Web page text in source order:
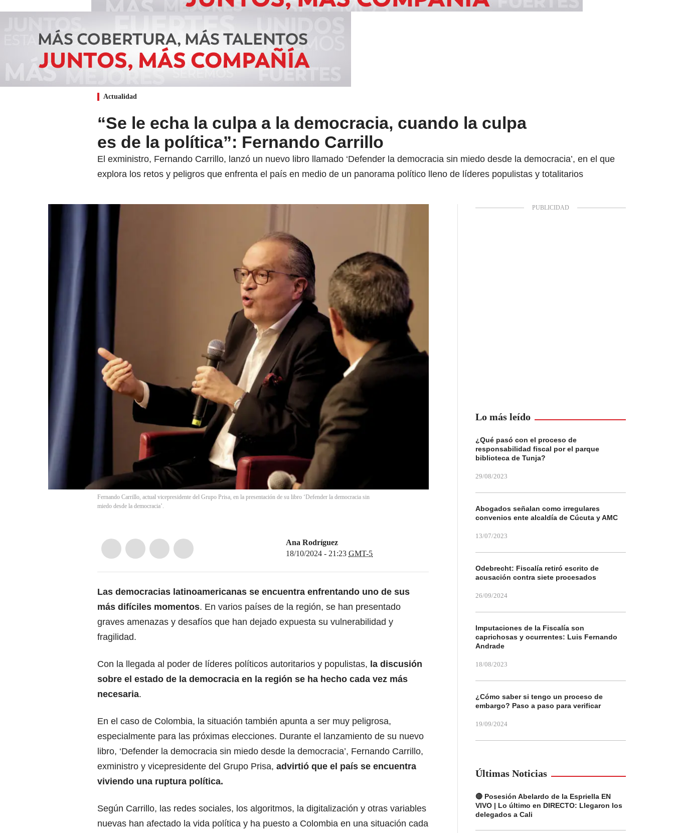
Actualidad
“Se le echa la culpa a la democracia, cuando la culpa
es de la política”: Fernando Carrillo
El exministro, Fernando Carrillo, lanzó un nuevo libro llamado ‘Defender la democracia sin miedo desde la democracia’, en el que
explora los retos y peligros que enfrenta el país en medio de un panorama político lleno de líderes populistas y totalitarios
Fernando Carrillo, actual vicepresidente del Grupo Prisa, en la presentación de su libro ‘Defender la democracia sin
miedo desde la democracia’.
Ana Rodríguez
18/10/2024 - 21:23 GMT-5
Las democracias latinoamericanas se encuentra enfrentando uno de sus
más difíciles momentos. En varios países de la región, se han presentado
graves amenazas y desafíos que han dejado expuesta su vulnerabilidad y
fragilidad.
Con la llegada al poder de líderes políticos autoritarios y populistas, la discusión
sobre el estado de la democracia en la región se ha hecho cada vez más
necesaria.
En el caso de Colombia, la situación también apunta a ser muy peligrosa,
especialmente para las próximas elecciones. Durante el lanzamiento de su nuevo
libro, ‘Defender la democracia sin miedo desde la democracia’, Fernando Carrillo,
exministro y vicepresidente del Grupo Prisa, advirtió que el país se encuentra
viviendo una ruptura política.
Según Carrillo, las redes sociales, los algoritmos, la digitalización y otras variables
nuevas han afectado la vida política y ha puesto a Colombia en una situación cada
Lo más leído
¿Qué pasó con el proceso de
responsabilidad fiscal por el parque
biblioteca de Tunja?
29/08/2023
Abogados señalan como irregulares
convenios ente alcaldía de Cúcuta y AMC
13/07/2023
Odebrecht: Fiscalía retiró escrito de
acusación contra siete procesados
26/09/2024
Imputaciones de la Fiscalía son
caprichosas y ocurrentes: Luis Fernando
Andrade
18/08/2023
¿Cómo saber si tengo un proceso de
embargo? Paso a paso para verificar
19/09/2024
Últimas Noticias
🔴 Posesión Abelardo de la Espriella EN
VIVO | Lo último en DIRECTO: Llegaron los
delegados a Cali